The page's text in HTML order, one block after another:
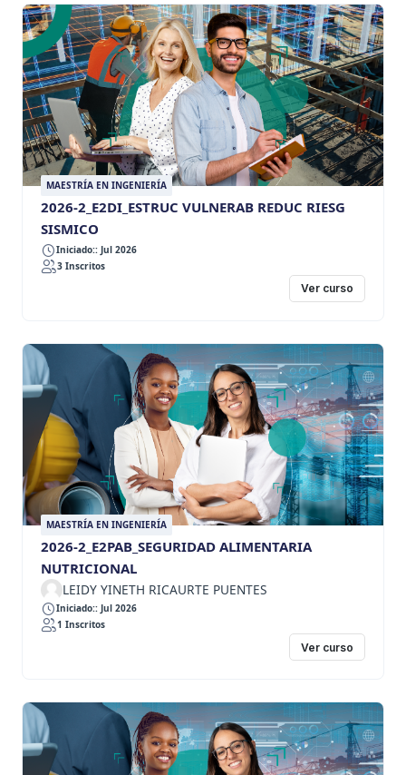
MAESTRÍA EN INGENIERÍA
2026-2_E2DI_ESTRUC VULNERAB REDUC RIESG
SISMICO
Iniciado:: Jul 2026
3 Inscritos
Ver curso
MAESTRÍA EN INGENIERÍA
2026-2_E2PAB_SEGURIDAD ALIMENTARIA
NUTRICIONAL
LEIDY YINETH RICAURTE PUENTES
Iniciado:: Jul 2026
1 Inscritos
Ver curso